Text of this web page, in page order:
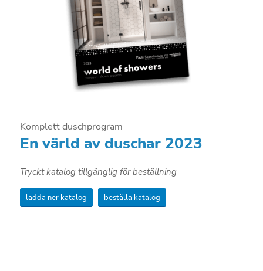
Komplett duschprogram
En värld av duschar 2023
Tryckt katalog tillgänglig för beställning
ladda ner katalog beställa katalog